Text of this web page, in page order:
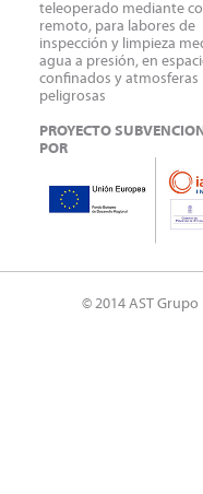
teleoperado mediante
remoto, para labores de
inspección y limpieza
agua a presión, en
confinados y atmosferas
peligrosas
PROYECTO
POR
© 2014 AST